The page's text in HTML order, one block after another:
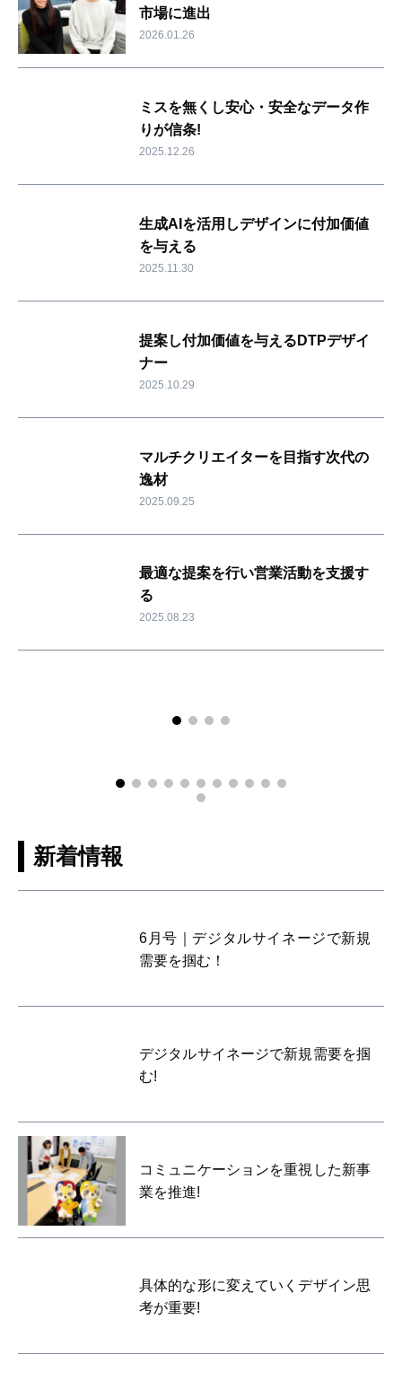
市場に進出
2026.01.26
ミスを無くし安心・安全なデータ作
りが信条!
2025.12.26
生成AIを活用しデザインに付加価値
を与える
2025.11.30
提案し付加価値を与えるDTPデザイ
ナー
2025.10.29
マルチクリエイターを目指す次代の
逸材
2025.09.25
最適な提案を行い営業活動を支援す
る
2025.08.23
新着情報
6月号｜デジタルサイネージで新規
需要を掴む！
デジタルサイネージで新規需要を掴
む!
コミュニケーションを重視した新事
業を推進!
具体的な形に変えていくデザイン思
考が重要!